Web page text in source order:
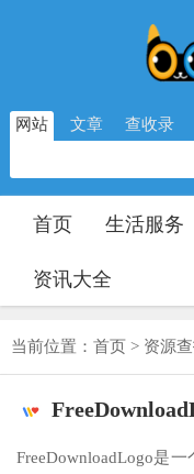
网站 文章 查收录
首页 生活服务
资讯大全
当前位置： 首页 > 资源
FreeDownloadLogo是